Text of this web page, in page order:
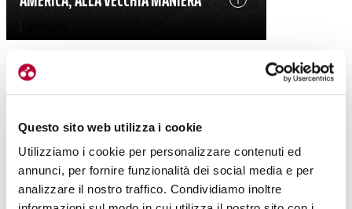
Questo sito web utilizza i cookie
Utilizziamo i cookie per personalizzare contenuti ed
annunci, per fornire funzionalità dei social media e per
analizzare il nostro traffico. Condividiamo inoltre